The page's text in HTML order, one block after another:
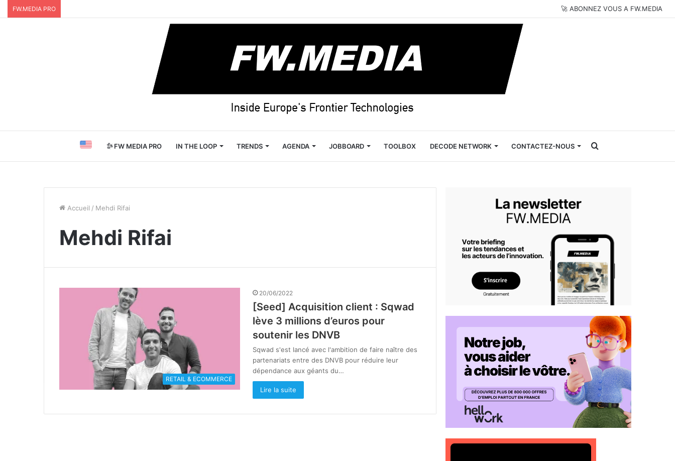
FW.MEDIA PRO 🚀 ABONNEZ VOUS A FW.MEDIA
FW MEDIA PRO IN THE LOOP TRENDS AGENDA JOBBOARD TOOLBOX DECODE NETWORK CONTACTEZ-NOUS Rechercher
Accueil / Mehdi Rifai
Mehdi Rifai
RETAIL & ECOMMERCE
20/06/2022
[Seed] Acquisition client : Sqwad
lève 3 millions d’euros pour
soutenir les DNVB
Sqwad s'est lancé avec l'ambition de faire naître des
partenariats entre des DNVB pour réduire leur
dépendance aux géants du…
Lire la suite